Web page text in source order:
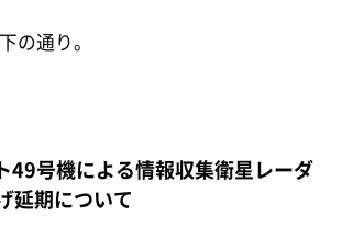
の通り。
49号機による情報収集衛星レーダ
延期について